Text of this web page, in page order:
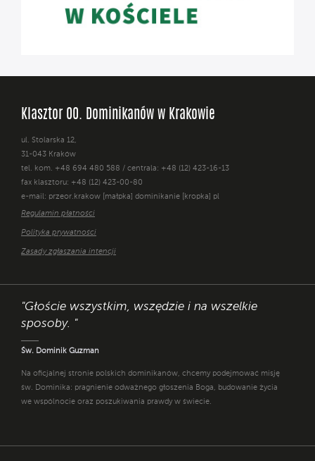
Klasztor OO. Dominikanów w Krakowie
ul. Stolarska 12,
31-043 Kraków
tel. kom. +48 694 480 588 / centrala: +48 (12) 423-16-13
fax klasztoru: +48 (12) 423-00-80
e-mail: przeor.krakow [małpka] dominikanie [kropka] pl
Regulamin płatności
Polityka prywatności
Zasady zgłaszania intencji
"Głoście wszystkim, wszędzie i na wszelkie
sposoby. "
Św. Dominik Guzman
Na oficjalnej stronie polskich dominikanów, chcemy podejmować misję
św. Dominika: pragnienie odważnego głoszenia Boga, budowanie życia
we wspólnocie oraz poszukiwania prawdy w świecie.